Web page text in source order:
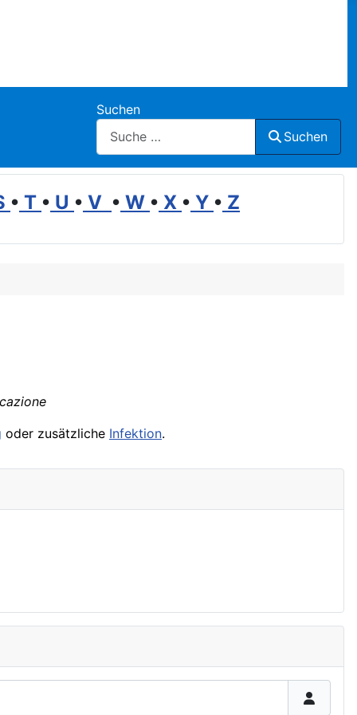
Suchen
Suchen
• T • U • V • W • X • Y • Z
oder zusätzliche Infektion.